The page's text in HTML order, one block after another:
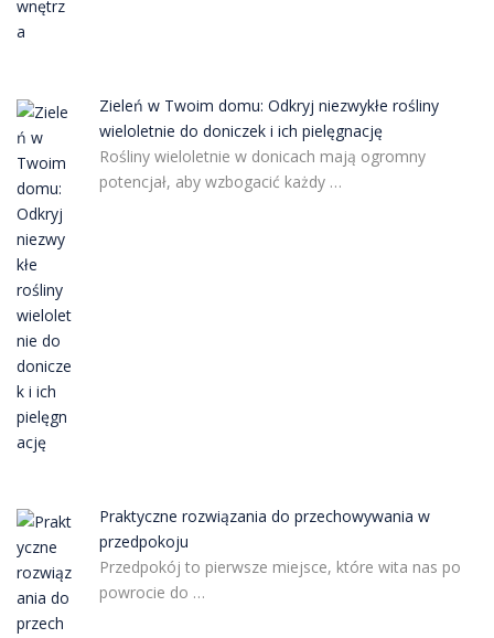
Zieleń w Twoim domu: Odkryj niezwykłe rośliny
wieloletnie do doniczek i ich pielęgnację
Rośliny wieloletnie w donicach mają ogromny
potencjał, aby wzbogacić każdy …
Praktyczne rozwiązania do przechowywania w
przedpokoju
Przedpokój to pierwsze miejsce, które wita nas po
powrocie do …